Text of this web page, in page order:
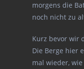
morgens die
noch nicht zu
Kurz bevor wir
Die Berge hier
mal wieder,